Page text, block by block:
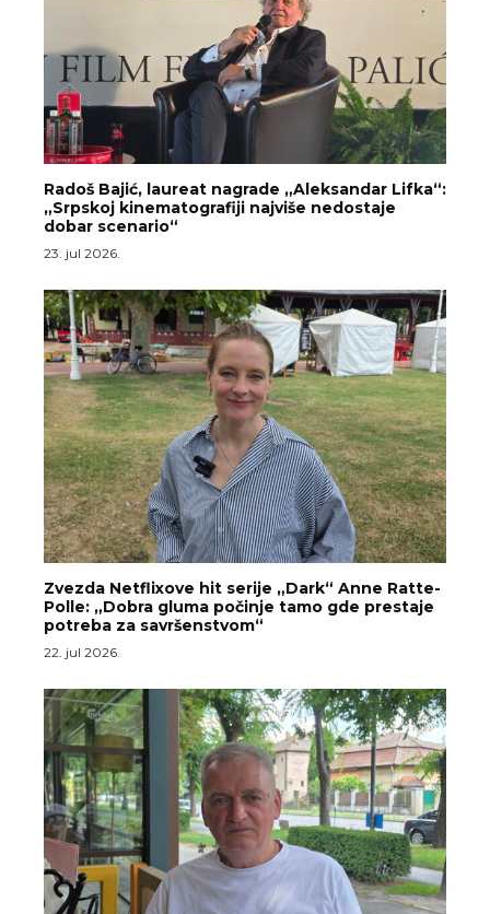
Radoš Bajić, laureat nagrade „Aleksandar Lifka“:
„Srpskoj kinematografiji najviše nedostaje
dobar scenario“
23. jul 2026.
Zvezda Netflixove hit serije „Dark“ Anne Ratte-
Polle: „Dobra gluma počinje tamo gde prestaje
potreba za savršenstvom“
22. jul 2026.